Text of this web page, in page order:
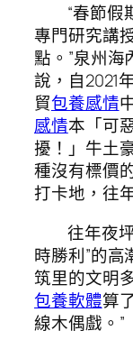
“春節假
專門研究講
點。”泉州
說，自2021
貿包養感情
感情本「可
擾！」牛土
種沒有標價
打卡地，往
往年夜
時勝利”的
筑里的文明
包養軟體算
線木偶戲。”